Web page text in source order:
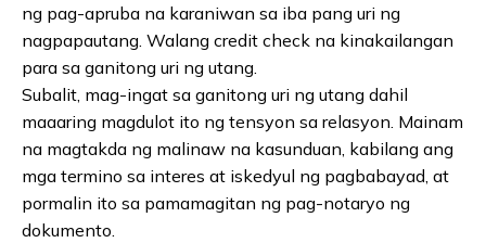
ng pag-apruba na karaniwan sa iba pang uri ng
nagpapautang. Walang credit check na kinakailangan
para sa ganitong uri ng utang.
Subalit, mag-ingat sa ganitong uri ng utang dahil
maaaring magdulot ito ng tensyon sa relasyon. Mainam
na magtakda ng malinaw na kasunduan, kabilang ang
mga termino sa interes at iskedyul ng pagbabayad, at
pormalin ito sa pamamagitan ng pag-notaryo ng
dokumento.